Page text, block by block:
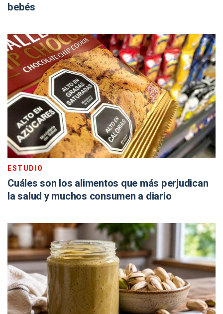
bebés
ESTUDIO
Cuáles son los alimentos que más perjudican
la salud y muchos consumen a diario